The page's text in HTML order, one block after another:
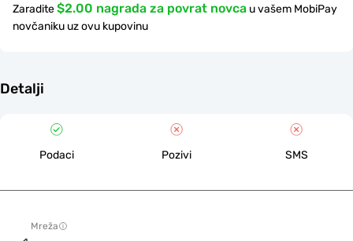
Zaradite$2.00 nagrada za povrat novca u vašem MobiPay
novčaniku uz ovu kupovinu
Detalji
Podaci Pozivi SMS
Mreža